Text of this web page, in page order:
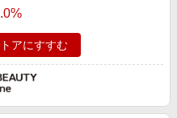
アにすすむ